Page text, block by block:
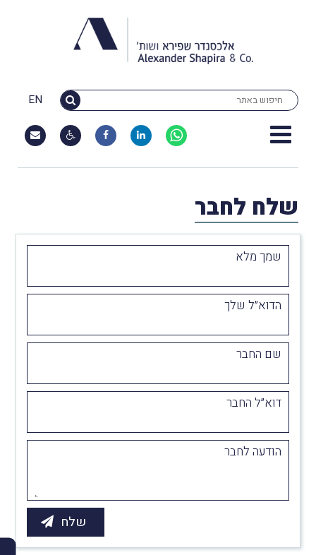
EN
שלח לחבר
שמך מלא
הדוא״ל שלך
שם החבר
דוא״ל החבר
הודעה לחבר